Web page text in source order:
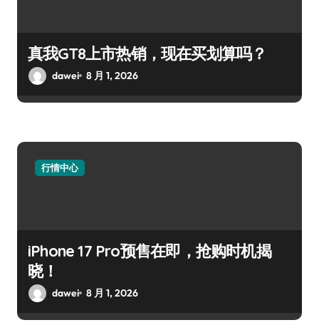
真我GT8上市热销，现在买划算吗？
dawei 8 月 1, 2026
行情中心
iPhone 17 Pro预售在即，抢购时机揭
晓！
dawei 8 月 1, 2026